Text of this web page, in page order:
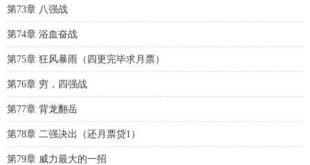
第73章 八强战
第74章 浴血奋战
第75章 狂风暴雨（四更完毕求月票）
第76章 穷，四强战
第77章 背龙翻岳
第78章 二强决出（还月票贷1）
第79章 威力最大的一招